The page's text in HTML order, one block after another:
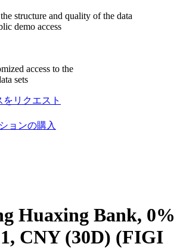
structure and quality of the data
demo access
access to the
sets
をリクエスト
ョンの購入
Huaxing Bank, 0%
CNY (30D) (FIGI